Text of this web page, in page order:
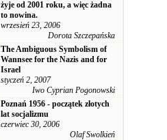
żyje od 2001 roku, a więc żadna
to nowina.
wrzesień 23, 2006
Dorota Szczepańska
The Ambiguous Symbolism of
Wannsee for the Nazis and for
Israel
styczeń 2, 2007
Iwo Cyprian Pogonowski
Poznań 1956 - początek złotych
lat socjalizmu
czerwiec 30, 2006
Olaf Swolkień